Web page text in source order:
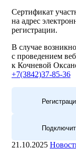
Сертификат
на адрес
регистрации.
В случае
с проведением
к Кочневой
+7(3842)37-85-36
21.10.2025